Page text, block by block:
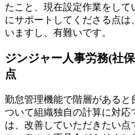
たこと、現在設定作業をし
にサポートしてくださる点
いますし、有難いです。
ジンジャー人事労務(社
点
勤怠管理機能で階層があると
ついて組織独自の計算に対
は、改善していただきたい点